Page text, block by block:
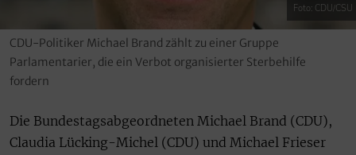
Foto: CDU/CSU
CDU-Politiker Michael Brand zählt zu einer Gruppe
Parlamentarier, die ein Verbot organisierter Sterbehilfe
fordern
Die Bundestagsabgeordneten Michael Brand (CDU),
Claudia Lücking-Michel (CDU) und Michael Frieser